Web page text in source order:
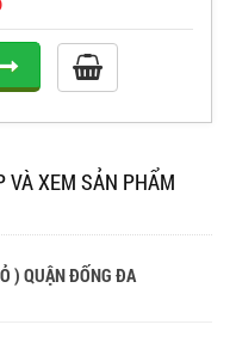
VÀ XEM SẢN PHẨM
) QUẬN ĐỐNG ĐA